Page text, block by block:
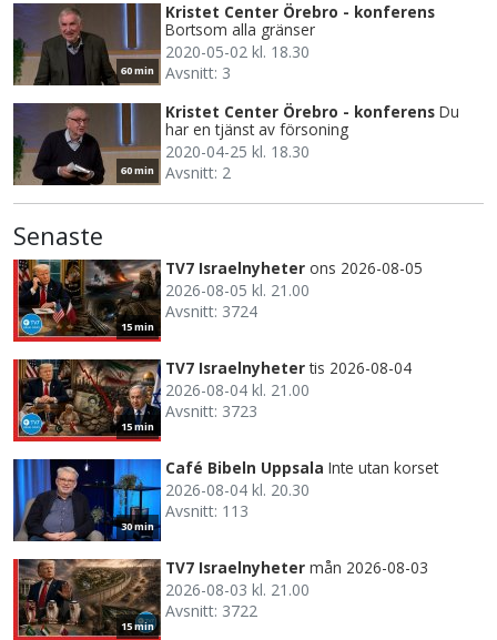
60 min
Kristet Center Örebro - konferens
Bortsom alla gränser
2020-05-02 kl. 18.30
Avsnitt: 3
60 min
Kristet Center Örebro - konferens Du
har en tjänst av försoning
2020-04-25 kl. 18.30
Avsnitt: 2
Senaste
15 min
TV7 Israelnyheter ons 2026-08-05
2026-08-05 kl. 21.00
Avsnitt: 3724
15 min
TV7 Israelnyheter tis 2026-08-04
2026-08-04 kl. 21.00
Avsnitt: 3723
30 min
Café Bibeln Uppsala Inte utan korset
2026-08-04 kl. 20.30
Avsnitt: 113
15 min
TV7 Israelnyheter mån 2026-08-03
2026-08-03 kl. 21.00
Avsnitt: 3722